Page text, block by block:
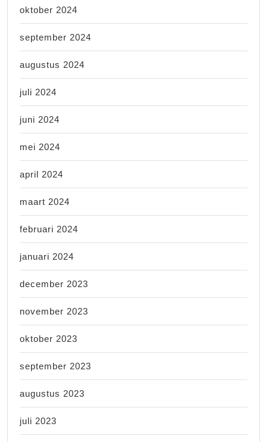
oktober 2024
september 2024
augustus 2024
juli 2024
juni 2024
mei 2024
april 2024
maart 2024
februari 2024
januari 2024
december 2023
november 2023
oktober 2023
september 2023
augustus 2023
juli 2023